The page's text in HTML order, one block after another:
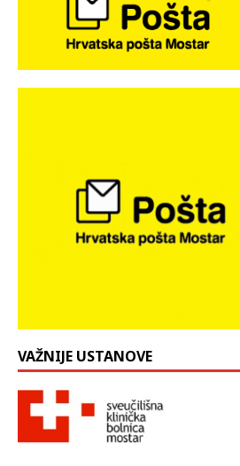
VAŽNIJE USTANOVE